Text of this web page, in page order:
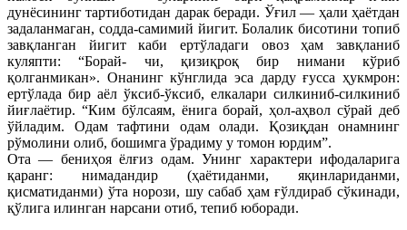
дунёсининг тартиботидан дарак беради. Ўғил — ҳали ҳаётдан
задаланмаган, содда-самимий йигит. Болалик бисотини топиб
завқланган йигит каби ертўладаги овоз ҳам завқланиб
куляпти: “Борай- чи, қизиқроқ бир нимани кўриб
қолганмикан». Онанинг кўнглида эса дарду ғусса ҳукмрон:
ертўлада бир аёл ўксиб-ўксиб, елкалари силкиниб-силкиниб
йиғлаётир. “Ким бўлсаям, ёнига борай, ҳол-аҳвол сўрай деб
ўйладим. Одам тафтини одам олади. Қозиқдан онамнинг
рўмолини олиб, бошимга ўрадиму у томон юрдим”.
Ота — бениҳоя ёлғиз одам. Унинг характери ифодаларига
қаранг: нимадандир (ҳаётиданми, яқинлариданми,
қисматиданми) ўта норози, шу сабаб ҳам ғўлдираб сўкинади,
қўлига илинган нарсани отиб, тепиб юборади.